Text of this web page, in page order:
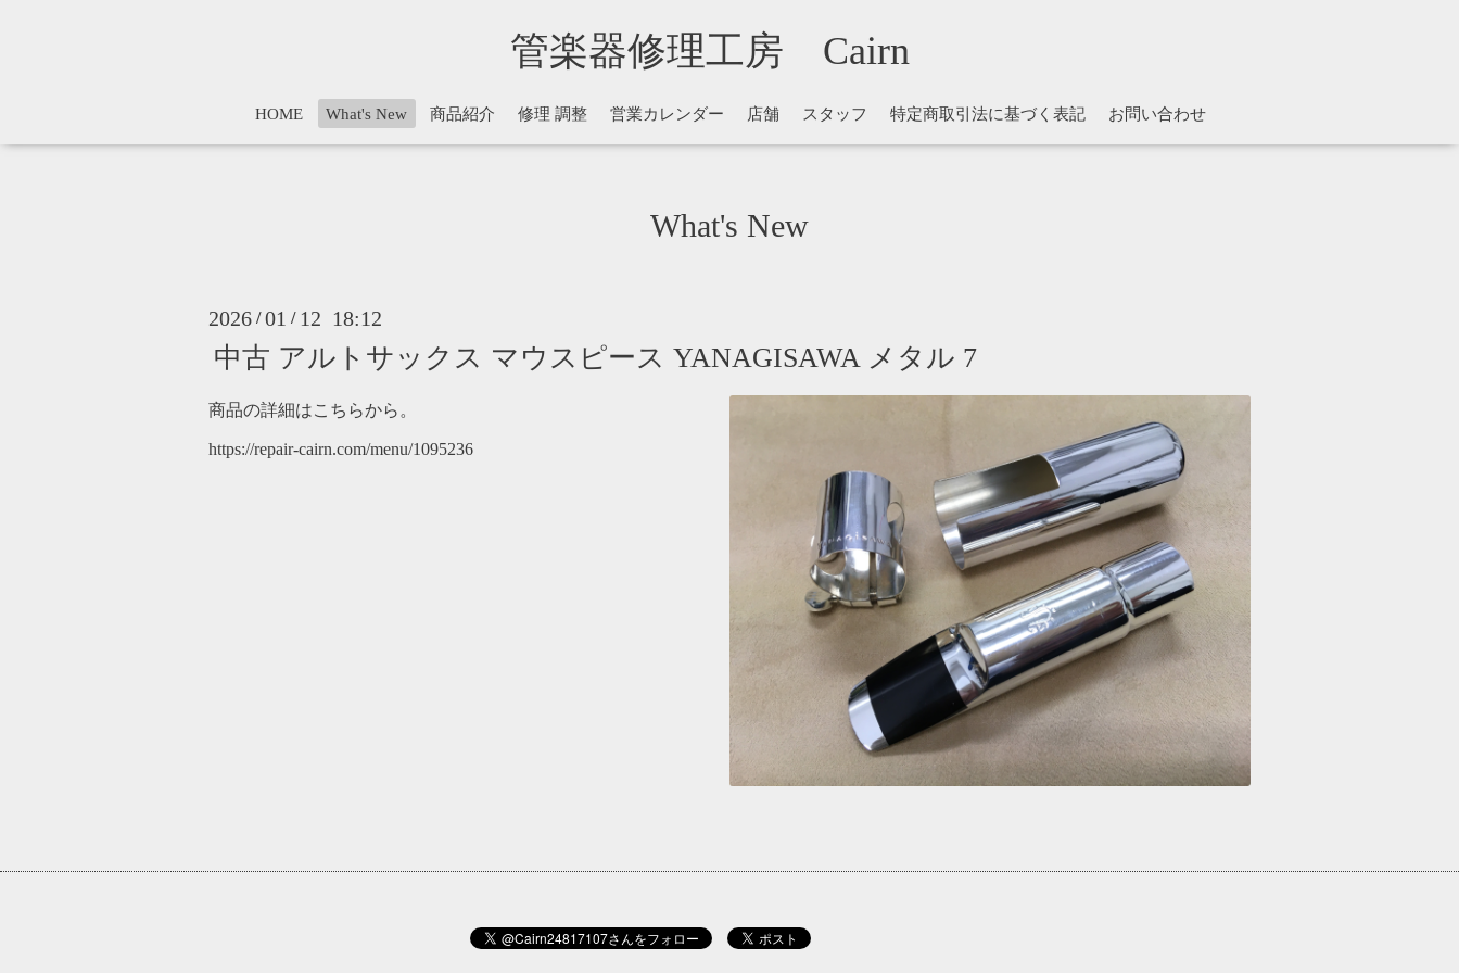
管楽器修理工房 Cairn
HOME What's New 商品紹介 修理 調整 営業カレンダー 店舗 スタッフ 特定商取引法に基づく表記 お問い合わせ
What's New
2026 /01 / 12 18:12
中古 アルトサックス マウスピース YANAGISAWA メタル 7
商品の詳細はこちらから。
https://repair-cairn.com/menu/1095236